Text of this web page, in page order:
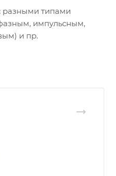
разными типами
импульсным,
и пр.